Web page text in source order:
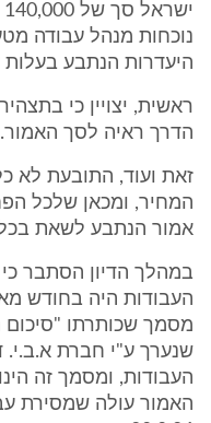
נוכחות מנהל עבודה
היעדרות הנתבע בעלות של 20,000 ₪
ראשית, יצויין כי
הדרך ראיה לסך האמור.
זאת ועוד, התובעת לא
אמור הנתבע לשאת בכל
במהלך הדיון הסתבר
מסמך שכותרתו "סיכום
שנערך ע"י חברת א.ב.י.
האמור עולה שמסירת